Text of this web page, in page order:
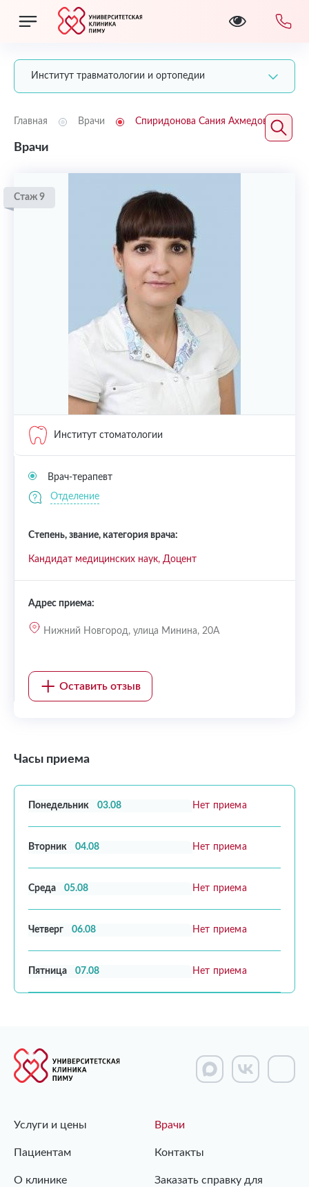
Институт травматологии и ортопедии
Главная Врачи Спиридонова Сания Ахмедовна
Врачи
Стаж 9
Институт стоматологии
Врач-терапевт
Отделение
Степень, звание, категория врача:
Кандидат медицинских наук, Доцент
Адрес приема:
Нижний Новгород, улица Минина, 20А
Оставить отзыв
Часы приема
Понедельник 03.08 Нет приема
Вторник 04.08 Нет приема
Среда 05.08 Нет приема
Четверг 06.08 Нет приема
Пятница 07.08 Нет приема
Услуги и цены Врачи
Пациентам Контакты
О клинике
Заказать справку для